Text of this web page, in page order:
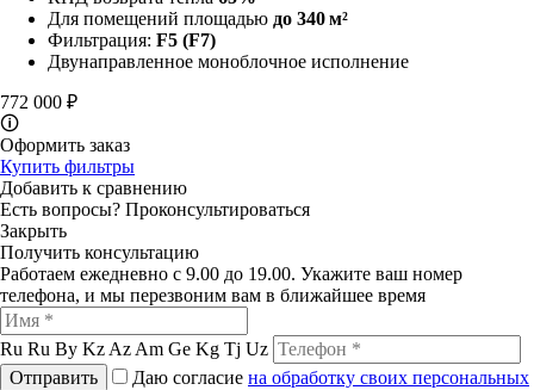
Для помещений площадью до 340 м²
Фильтрация: F5 (F7)
Двунаправленное моноблочное исполнение
772 000 ₽
🛈
Оформить заказ
Купить фильтры
Добавить к сравнению
Есть вопросы? Проконсультироваться
Закрыть
Получить консультацию
Работаем ежедневно с 9.00 до 19.00. Укажите ваш номер
телефона, и мы перезвоним вам в ближайшее время
Ru Ru By Kz Az Am Ge Kg Tj Uz
Отправить
Даю согласие на обработку своих персональных